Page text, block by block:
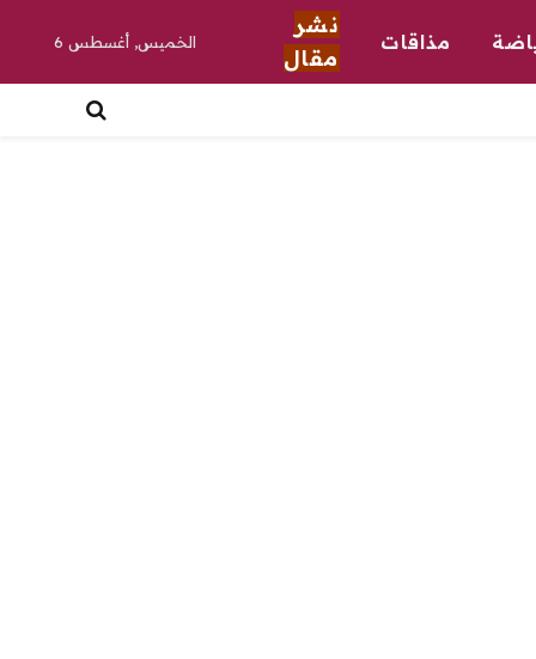
مذاقات
نشر
مقال
الخميس, أغسطس 6